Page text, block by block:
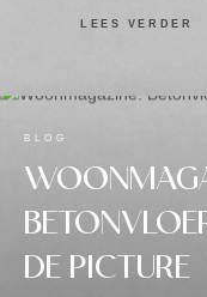
LEES VERDER
BLOG
DE PICTURE